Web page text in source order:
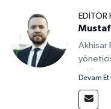
EDITÖR
Akhisar
reklam
Devam Et